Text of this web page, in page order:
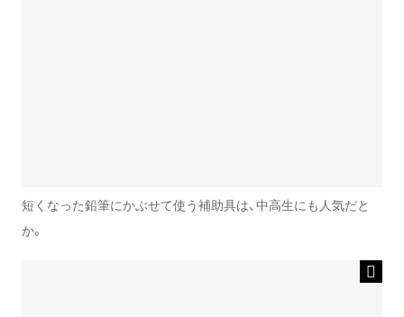
短くなった鉛筆にかぶせて使う補助具は、中高生にも人気だと
か。